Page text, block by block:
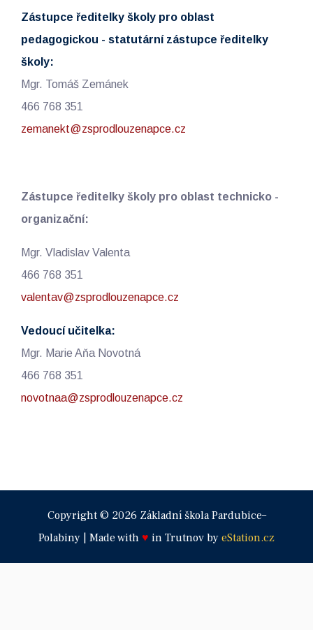
Zástupce ředitelky školy pro oblast
pedagogickou - statutární zástupce ředitelky
školy:
Mgr. Tomáš Zemánek
466 768 351
zemanekt@zsprodlouzenapce.cz
Zástupce ředitelky školy pro oblast technicko -
organizační:
Mgr. Vladislav Valenta
466 768 351
valentav@zsprodlouzenapce.cz
Vedoucí učitelka:
Mgr. Marie Aňa Novotná
466 768 351
novotnaa@zsprodlouzenapce.cz
Copyright © 2026 Základní škola Pardubice–
Polabiny | Made with ♥ in Trutnov by eStation.cz